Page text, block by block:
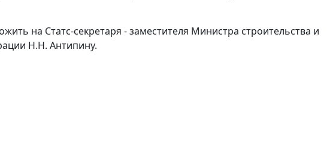
на Статс-секретаря - заместителя Министра строительства и
Н.Н. Антипину.